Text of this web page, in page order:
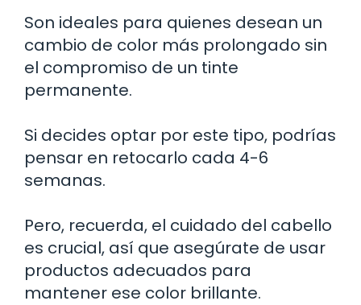
Son ideales para quienes desean un
cambio de color más prolongado sin
el compromiso de un tinte
permanente.
Si decides optar por este tipo, podrías
pensar en retocarlo cada 4-6
semanas.
Pero, recuerda, el cuidado del cabello
es crucial, así que asegúrate de usar
productos adecuados para
mantener ese color brillante.